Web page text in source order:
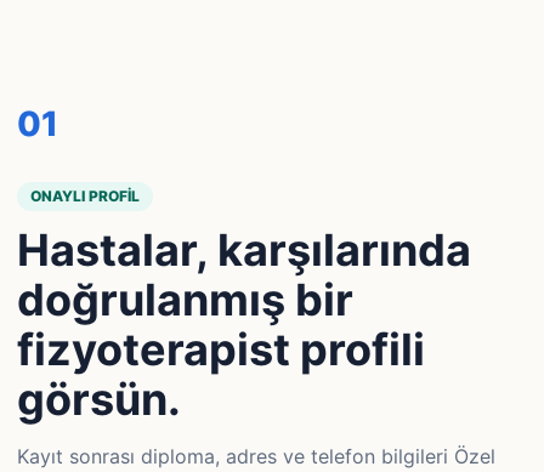
01
ONAYLI PROFIL
Hastalar, karşılarında
doğrulanmış bir
fizyoterapist profili
görsün.
Kayıt sonrası diploma, adres ve telefon bilgileri Özel